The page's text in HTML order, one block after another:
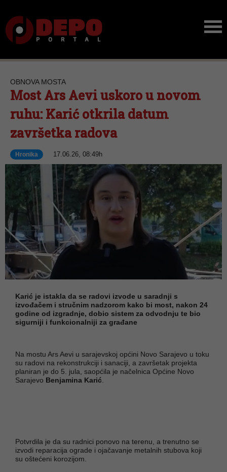
OBNOVA MOSTA
Most Ars Aevi uskoro u novom
ruhu: Karić otkrila datum
završetka radova
Hronika 17.06.26, 08:49h
Karić je istakla da se radovi izvode u saradnji s
izvođačem i stručnim nadzorom kako bi most, nakon 24
godine od izgradnje, dobio sistem za odvodnju te bio
sigurniji i funkcionalniji za građane
Na mostu Ars Aevi u sarajevskoj općini Novo Sarajevo u toku
su radovi na rekonstrukciji i sanaciji, a završetak projekta
planiran je do 5. jula, saopćila je načelnica Općine Novo
Sarajevo Benjamina Karić
Potvrdila je da su radnici ponovo na terenu, a trenutno se
izvodi reparacija ograde i ojačavanje metalnih stubova koji
su oštećeni korozijom.